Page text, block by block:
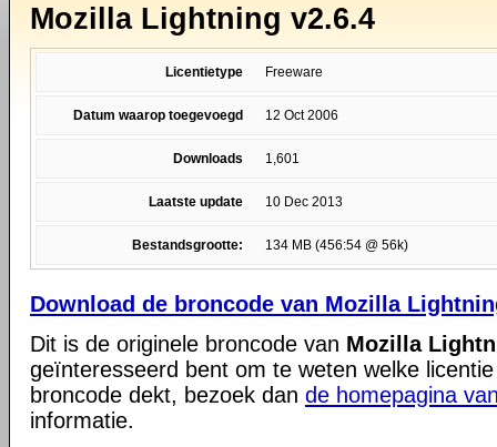
Mozilla Lightning v2.6.4
Licentietype Freeware
Datum waarop toegevoegd 12 Oct 2006
Downloads 1,601
Laatste update 10 Dec 2013
Bestandsgrootte: 134 MB (456:54 @ 56k)
Download de broncode van Mozilla
Dit is de originele broncode van Mozilla
geïnteresseerd bent om te weten welke
broncode dekt, bezoek dan de homepagina
informatie.